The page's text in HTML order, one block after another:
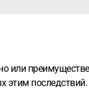
или
этим последствий.